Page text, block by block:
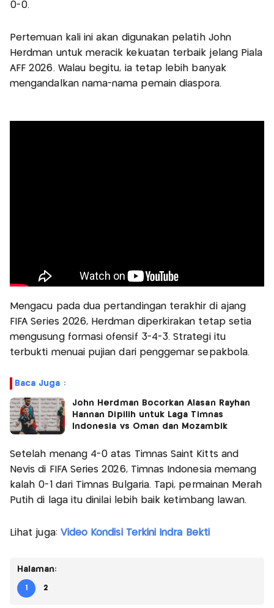
0-0.
Pertemuan kali ini akan digunakan pelatih John
Herdman untuk meracik kekuatan terbaik jelang Piala
AFF 2026. Walau begitu, ia tetap lebih banyak
mengandalkan nama-nama pemain diaspora.
Mengacu pada dua pertandingan terakhir di ajang
FIFA Series 2026, Herdman diperkirakan tetap setia
mengusung formasi ofensif 3-4-3. Strategi itu
terbukti menuai pujian dari penggemar sepakbola.
Baca Juga :
John Herdman Bocorkan Alasan Rayhan
Hannan Dipilih untuk Laga Timnas
Indonesia vs Oman dan Mozambik
Setelah menang 4-0 atas Timnas Saint Kitts and
Nevis di FIFA Series 2026, Timnas Indonesia memang
kalah 0-1 dari Timnas Bulgaria. Tapi, permainan Merah
Putih di laga itu dinilai lebih baik ketimbang lawan.
Lihat juga: Video Kondisi Terkini Indra Bekti
Halaman:
1 2